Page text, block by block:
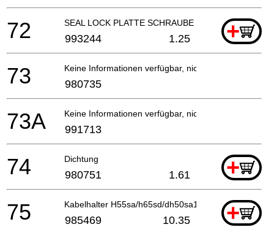
SEAL LOCK PLATTE SCHRAUBE M4X12 +
72 993244 1.25
Keine Informationen verfügbar, nicht bestellbar
73 980735
Keine Informationen verfügbar, nicht bestellbar
73A 991713
Dichtung +
74 980751 1.61
Kabelhalter H55sa/h65sd/dh50sa1 +
75 985469 10.35